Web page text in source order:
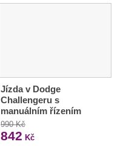
Jízda v Dodge
Challengeru s
manuálním řízením
990 Kč
842 Kč